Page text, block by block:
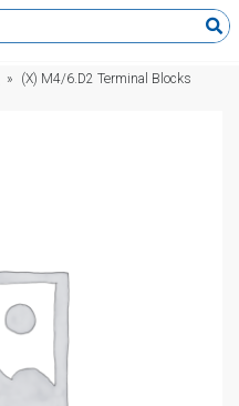
» (X) M4/6.D2 Terminal Blocks